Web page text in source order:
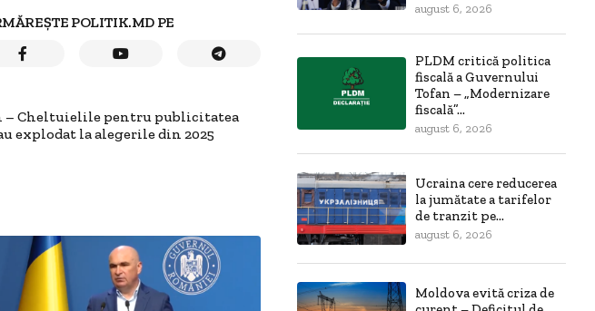
POLITIK.MD PE
– Cheltuielile pentru publicitatea
explodat la alegerile din 2025
august 6, 2026
PLDM critică politica
fiscală a Guvernului
Tofan – „Modernizare
fiscală”...
august 6, 2026
Ucraina cere reducerea
la jumătate a tarifelor
de tranzit pe...
august 6, 2026
Moldova evită criza de